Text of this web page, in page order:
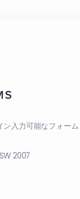
入力可能なフォーム
2007